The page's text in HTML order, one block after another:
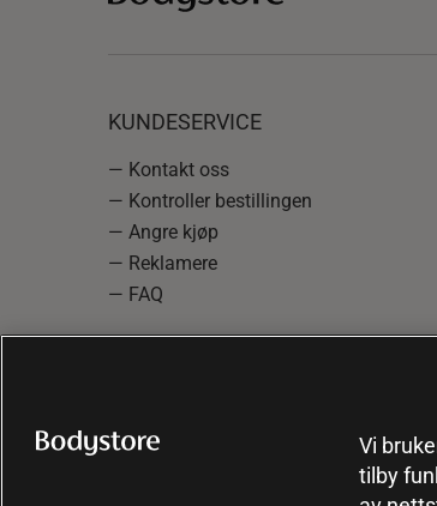
KUNDESERVICE
— Kontakt oss
— Kontroller bestillingen
— Angre kjøp
— Reklamere
— FAQ
Vi
tilby